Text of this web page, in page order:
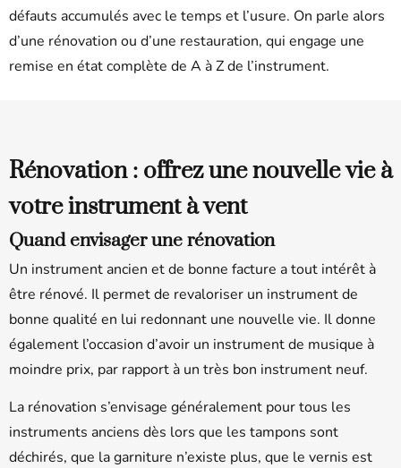
défauts accumulés avec le temps et l’usure. On parle alors
d’une rénovation ou d’une restauration, qui engage une
remise en état complète de A à Z de l’instrument.
Rénovation : offrez une nouvelle vie à
votre instrument à vent
Quand envisager une rénovation
Un instrument ancien et de bonne facture a tout intérêt à
être rénové. Il permet de revaloriser un instrument de
bonne qualité en lui redonnant une nouvelle vie. Il donne
également l’occasion d’avoir un instrument de musique à
moindre prix, par rapport à un très bon instrument neuf.
La rénovation s’envisage généralement pour tous les
instruments anciens dès lors que les tampons sont
déchirés, que la garniture n’existe plus, que le vernis est